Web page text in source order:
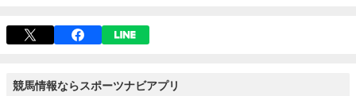
競馬情報ならスポーツナビアプリ